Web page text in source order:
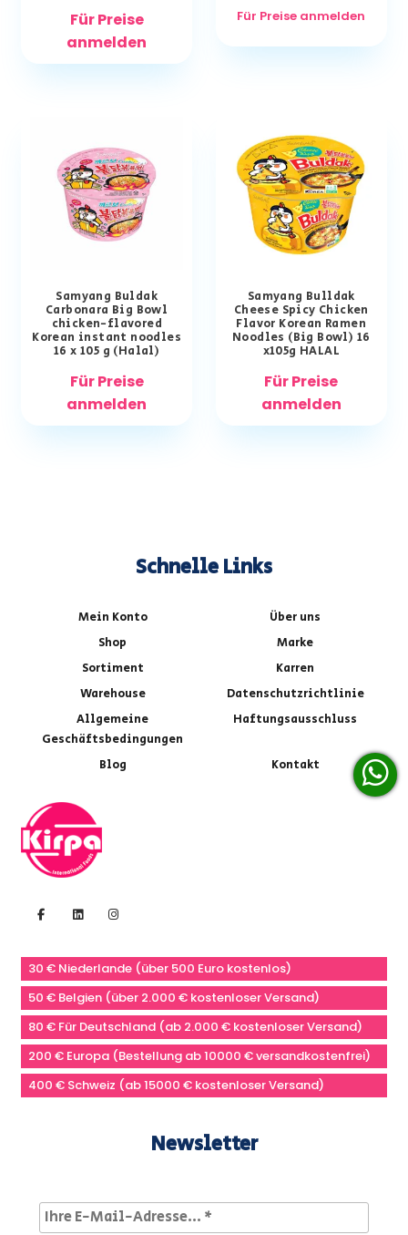
Für Preise
anmelden
Für Preise anmelden
Samyang Buldak
Carbonara Big Bowl
chicken-flavored
Korean instant noodles
16 x 105 g (Halal)
Für Preise
anmelden
Samyang Bulldak
Cheese Spicy Chicken
Flavor Korean Ramen
Noodles (Big Bowl) 16
x105g HALAL
Für Preise
anmelden
Schnelle Links
Mein Konto
Über uns
Shop
Marke
Sortiment
Karren
Warehouse
Datenschutzrichtlinie
Allgemeine
Geschäftsbedingungen
Haftungsausschluss
Blog Kontakt
30 € Niederlande (über 500 Euro kostenlos)
50 € Belgien (über 2.000 € kostenloser Versand)
80 € Für Deutschland (ab 2.000 € kostenloser Versand)
200 € Europa (Bestellung ab 10000 € versandkostenfrei)
400 € Schweiz (ab 15000 € kostenloser Versand)
Newsletter